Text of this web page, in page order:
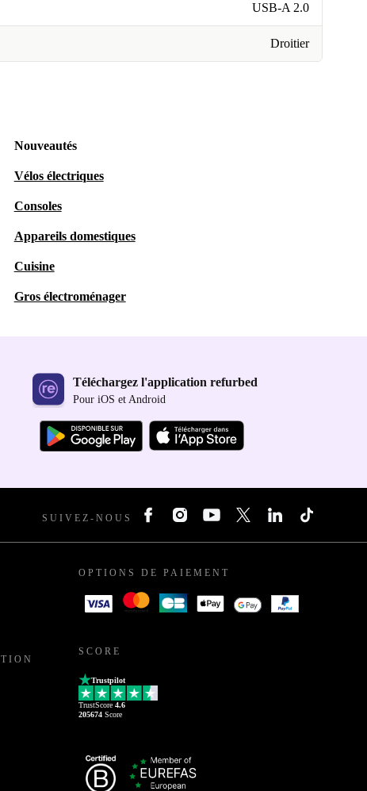
USB-A 2.0
Droitier
Nouveautés
Vélos électriques
Consoles
Appareils domestiques
Cuisine
Gros électroménager
Téléchargez l'application refurbed
Pour iOS et Android
SUIVEZ-NOUS
OPTIONS DE PAIEMENT
SCORE
Trustpilot
TrustScore 4.6
205674 Score